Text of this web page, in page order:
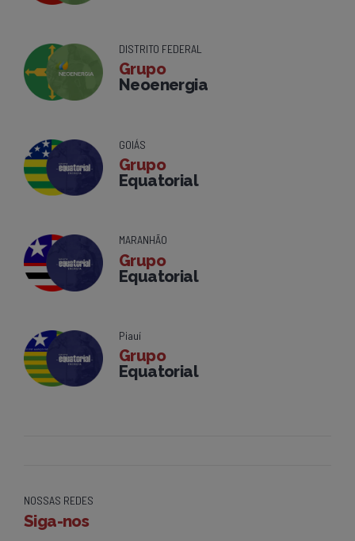
DISTRITO FEDERAL
Grupo
Neoenergia
GOIÁS
Grupo
Equatorial
MARANHÃO
Grupo
Equatorial
Piauí
Grupo
Equatorial
NOSSAS REDES
Siga-nos